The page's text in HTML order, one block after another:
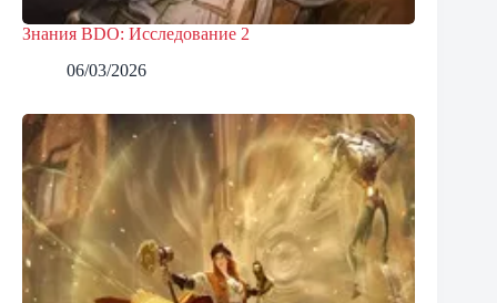
Знания BDO: Исследование 2
06/03/2026